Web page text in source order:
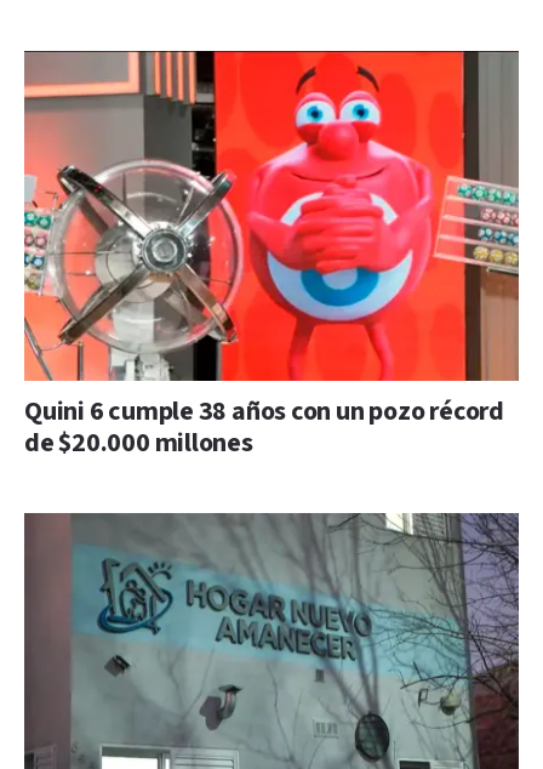
Quini 6 cumple 38 años con un pozo récord
de $20.000 millones